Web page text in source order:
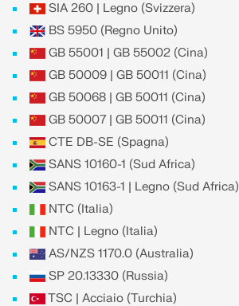
SIA 260 | Legno (Svizzera)
BS 5950 (Regno Unito)
GB 55001 | GB 55002 (Cina)
GB 50009 | GB 50011 (Cina)
GB 50068 | GB 50011 (Cina)
GB 50007 | GB 50011 (Cina)
CTE DB-SE (Spagna)
SANS 10160-1 (Sud Africa)
SANS 10163-1 | Legno (Sud Africa)
NTC (Italia)
NTC | Legno (Italia)
AS/NZS 1170.0 (Australia)
SP 20.13330 (Russia)
TSC | Acciaio (Turchia)